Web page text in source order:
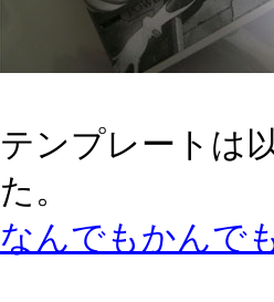
テンプレートは
た。
なんでもかんで